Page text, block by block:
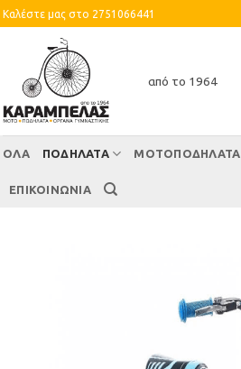
Καλέστε μας στο 2751066441
από το 1964
ΌΛΑ ΠΟΔΗΛΑΤΑ ΜΟΤΟΠΟΔΗΛΑΤΑ
ΕΠΙΚΟΙΝΩΝΙΑ